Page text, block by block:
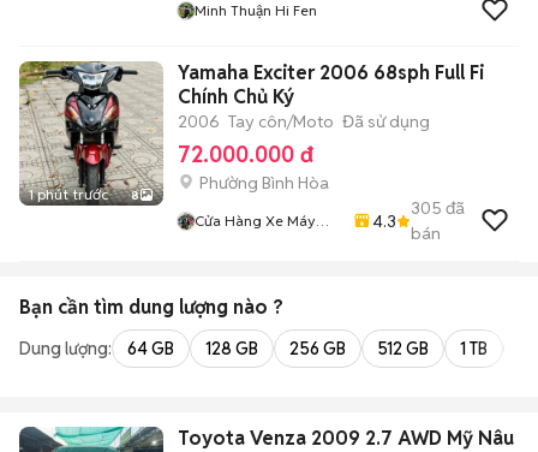
Minh Thuận Hi Fen
1 phút trước 8
Yamaha Exciter 2006 68sph Full Fi
Chính Chủ Ký
2006 Tay côn/Moto Đã sử dụng
72.000.000 đ
Phường Bình Hòa
Cửa Hàng Xe Máy
4.3
305 đã
bán
Bạn cần tìm dung lượng nào ?
Dung lượng: 64 GB 128 GB 256 GB 512 GB 1 TB
Toyota Venza 2009 2.7 AWD Mỹ Nâu